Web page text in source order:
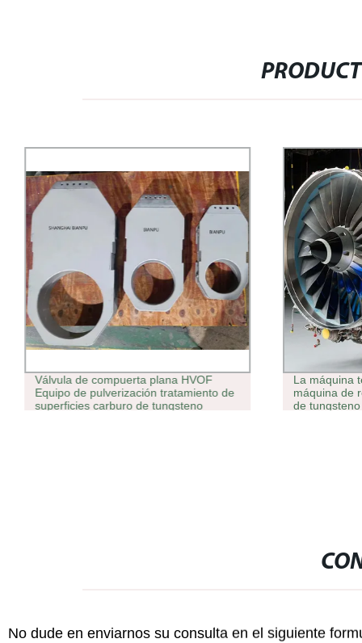
Válvula de compuerta plana HVOF
Equipo de pulverización tratamiento de
superficies carburo de tungsteno
La máquina
máquina de
de
No dude en enviarnos su consulta en el siguiente